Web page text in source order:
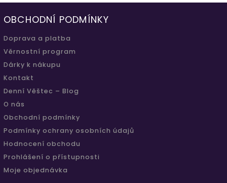
OBCHODNÍ PODMÍNKY
Doprava a platba
Věrnostní program
Dárky k nákupu
Kontakt
Denní Věštec – Blog
O nás
Obchodní podmínky
Podmínky ochrany osobních údajů
Hodnocení obchodu
Prohlášení o přístupnosti
Moje objednávka